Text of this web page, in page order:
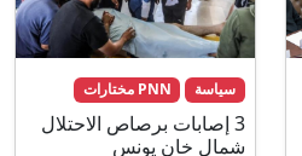
سياسة PNN مختارات
3 إصابات برصاص الاحتلال
شمال خان يونس